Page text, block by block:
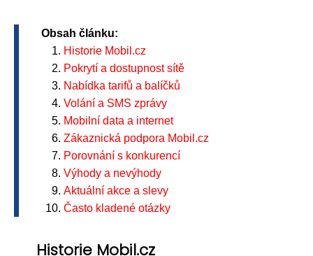
Obsah článku:
Historie Mobil.cz
Pokrytí a dostupnost sítě
Nabídka tarifů a balíčků
Volání a SMS zprávy
Mobilní data a internet
Zákaznická podpora Mobil.cz
Porovnání s konkurencí
Výhody a nevýhody
Aktuální akce a slevy
Často kladené otázky
Historie Mobil.cz